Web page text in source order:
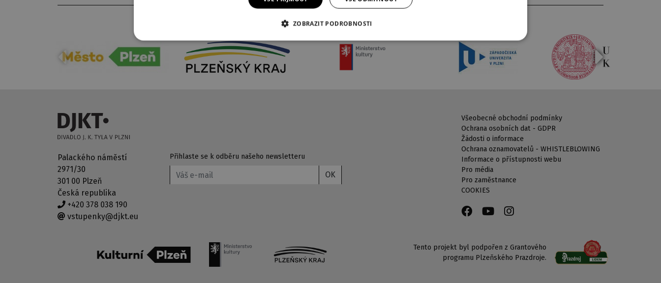
PARTNEŘI DIVADLA
Palackého náměstí
2971/30
301 00 Plzeň
Česká republika
+420 378 038 190
vstupenky@djkt.eu
Přihlaste se k odběru našeho newsletteru
OK
Všeobecné obchodní podmínky
Ochrana osobních dat - GDPR
Žádosti o informace
Ochrana oznamovatelů - WHISTLEBLOWING
Informace o přístupnosti webu
Pro média
Pro zaměstnance
COOKIES
Tento projekt byl podpořen z Grantového
programu Plzeňského Prazdroje.
ZOBRAZIT PODROBNOSTI